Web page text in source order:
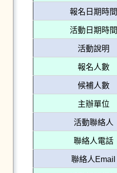
報名日期時間
活動日期時間
活動說明
報名人數
候補人數
主辦單位
活動聯絡人
聯絡人電話
聯絡人Email